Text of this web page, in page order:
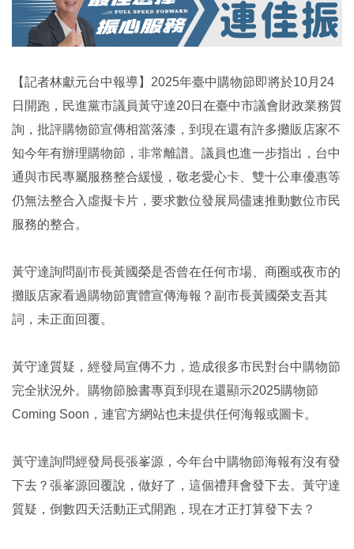
【記者林獻元台中報導】2025年臺中購物節即將於10月24
日開跑，民進黨市議員黃守達20日在臺中市議會財政業務質
詢，批評購物節宣傳相當落漆，到現在還有許多攤販店家不
知今年有辦理購物節，非常離譜。議員也進一步指出，台中
通與市民專屬服務整合緩慢，敬老愛心卡、雙十公車優惠等
仍無法整合入虛擬卡片，要求數位發展局儘速推動數位市民
服務的整合。
黃守達詢問副市長黃國榮是否曾在任何市場、商圈或夜市的
攤販店家看過購物節實體宣傳海報？副市長黃國榮支吾其
詞，未正面回覆。
黃守達質疑，經發局宣傳不力，造成很多市民對台中購物節
完全狀況外。購物節臉書專頁到現在還顯示2025購物節
Coming Soon，連官方網站也未提供任何海報或圖卡。
黃守達詢問經發局長張峯源，今年台中購物節海報有沒有發
下去？張峯源回覆說，做好了，這個禮拜會發下去。黃守達
質疑，倒數四天活動正式開跑，現在才正打算發下去？